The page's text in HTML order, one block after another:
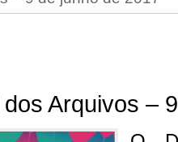
Arquivos –